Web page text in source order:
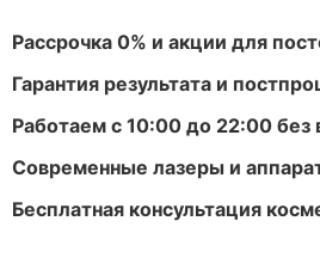
Рассрочка 0% и акции для
Гарантия результата и
Работаем с 10:00 до 22:00
Современные лазеры и
Бесплатная консультация